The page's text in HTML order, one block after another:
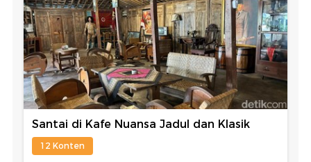
Santai di Kafe Nuansa Jadul dan Klasik
12 Konten